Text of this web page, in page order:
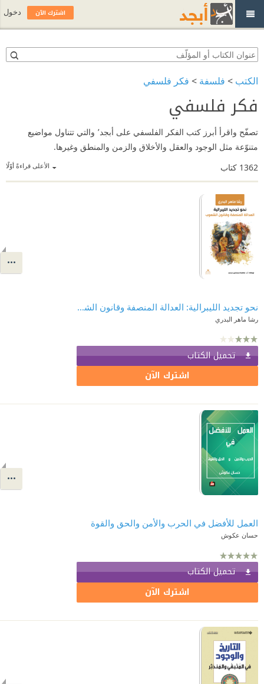
الكتب > فلسفة > فكر فلسفي
فكر فلسفي
تصفّح واقرأ أبرز كتب الفكر الفلسفي على أبجد٬ والتي تتناول مواضيع
متنوّعة مثل الوجود والعقل والأخلاق والزمن والمنطق وغيرها.
الأعلى قراءةً أوّلًا 1362 كتاب
نحو تجديد الليبرالية: العدالة المنصفة وقانون الشعوب
رشا ماهر البدري
تحميل الكتاب
اشترك الآن
العمل للأفضل في الحرب والأمن والحق والقوة
حسان عكوش
تحميل الكتاب
اشترك الآن
اشترك الآن دخول